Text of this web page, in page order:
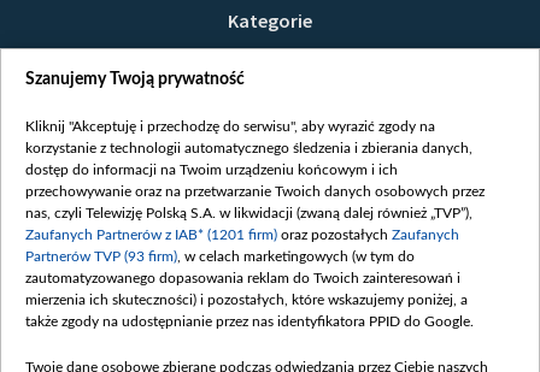
Kategorie
Opinie
Białoruś / Polska
Czytelnia
Centrum Europy
O nas
Kontakt
Informacje o nadawcy
Serwisy partnerskie
Szanujemy Twoją prywatność
Kliknij "Akceptuję i przechodzę do serwisu", aby wyrazić zgody na
korzystanie z technologii automatycznego śledzenia i zbierania danych,
dostęp do informacji na Twoim urządzeniu końcowym i ich
przechowywanie oraz na przetwarzanie Twoich danych osobowych przez
nas, czyli Telewizję Polską S.A. w likwidacji (zwaną dalej również „TVP”),
Zaufanych Partnerów z IAB* (1201 firm) oraz pozostałych Zaufanych
Partnerów TVP (93 firm) , w celach marketingowych (w tym do
zautomatyzowanego dopasowania reklam do Twoich zainteresowań i
mierzenia ich skuteczności) i pozostałych, które wskazujemy poniżej, a
także zgody na udostępnianie przez nas identyfikatora PPID do Google.
Twoje dane osobowe zbierane podczas odwiedzania przez Ciebie naszych